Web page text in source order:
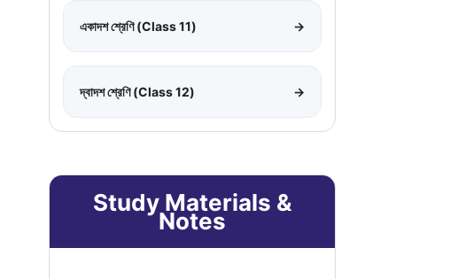
একাদশ শ্রেণি (Class 11) →
দ্বাদশ শ্রেণি (Class 12) →
Study Materials &
Notes